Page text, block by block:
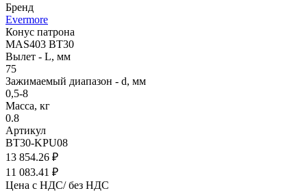
Бренд
Evermore
Конус патрона
MAS403 BT30
Вылет - L, мм
75
Зажимаемый диапазон - d, мм
0,5-8
Масса, кг
0.8
Артикул
BT30-KPU08
13 854.26 ₽
11 083.41 ₽
Цена с НДС/ без НДС